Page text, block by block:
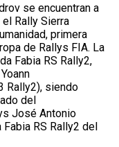
se encuentran a
Rally Sierra
primera
de Rallys FIA. La
Fabia RS Rally2,
Rally2), siendo
del
José Antonio
RS Rally2 del